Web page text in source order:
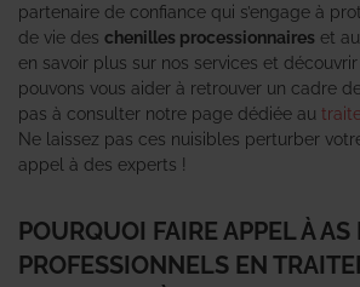
partenaire de confiance qui s’engage à
de vie des chenilles processionnaires et
en savoir plus sur nos services et
pouvons vous aider à retrouver un cadre de
pas à consulter notre page dédiée au
Ne laissez pas ces nuisibles perturber
appel à des experts !
POURQUOI FAIRE APPEL À AS
PROFESSIONNELS EN